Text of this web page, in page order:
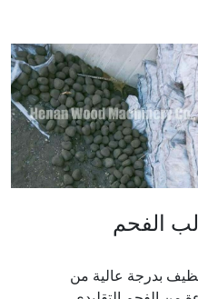
الفحم
بدرجة عالية من